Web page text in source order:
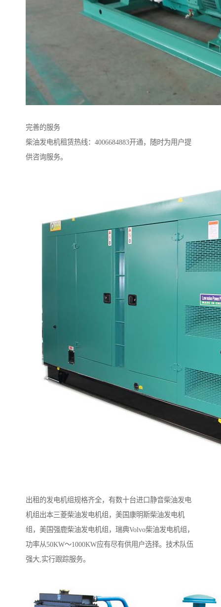
完善的服务
柴油发电机租赁热线：4006684883开通，随时为用户提
供咨询服务。
出租的发电机组规格齐全，有数十台进口静音柴油发电
机组出本三菱柴油发电机组，美国康明斯柴油发电机
组，美国强鹿柴油发电机组，瑞典Volvo柴油发电机组，
功率从50KW～1000KW应有尽有供用户选择。技术队伍
强大,实行跟踪服务。